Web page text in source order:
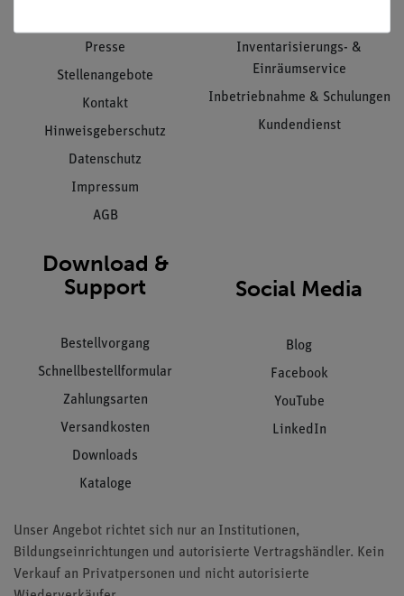
Presse
Stellenangebote
Kontakt
Hinweisgeberschutz
Datenschutz
Impressum
AGB
Inventarisierungs- &
Einräumservice
Inbetriebnahme & Schulungen
Kundendienst
Download &
Support
Bestellvorgang
Schnellbestellformular
Zahlungsarten
Versandkosten
Downloads
Kataloge
Social Media
Blog
Facebook
YouTube
LinkedIn
Unser Angebot richtet sich nur an Institutionen,
Bildungseinrichtungen und autorisierte Vertragshändler. Kein
Verkauf an Privatpersonen und nicht autorisierte